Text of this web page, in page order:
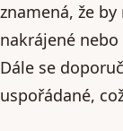
znamená, že
nakrájené
Dále se
uspořádané,